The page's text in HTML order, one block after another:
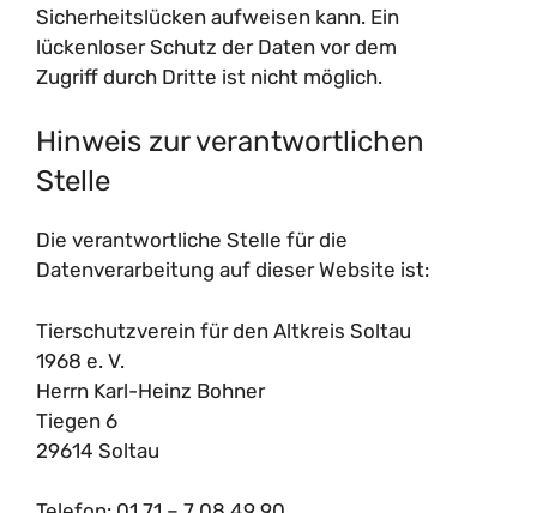
Sicherheitslücken aufweisen kann. Ein
lückenloser Schutz der Daten vor dem
Zugriff durch Dritte ist nicht möglich.
Hinweis zur verantwortlichen
Stelle
Die verantwortliche Stelle für die
Datenverarbeitung auf dieser Website ist:
Tierschutzverein für den Altkreis Soltau
1968 e. V.
Herrn Karl-Heinz Bohner
Tiegen 6
29614 Soltau